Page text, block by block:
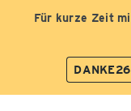
Für kurze Zeit
DANKE26